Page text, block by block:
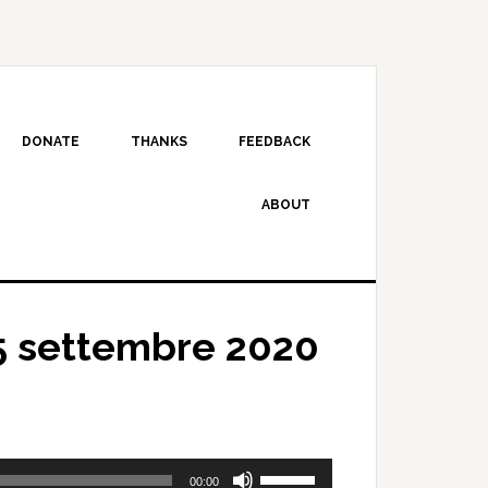
DONATE THANKS FEEDBACK
ABOUT
settembre 2020
00:00